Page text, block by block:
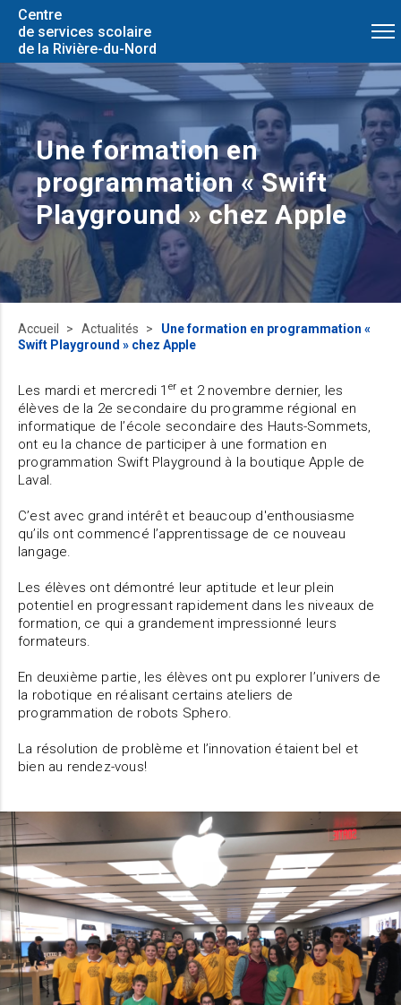
Centre
de services scolaire
de la Rivière-du-Nord
Une formation en
programmation « Swift
Playground » chez Apple
Accueil Actualités
Une formation en programmation «
Swift Playground » chez Apple
Les mardi et mercredi 1 er et 2 novembre dernier, les
élèves de la 2e secondaire du programme régional en
informatique de l’école secondaire des Hauts-Sommets,
ont eu la chance de participer à une formation en
programmation Swift Playground à la boutique Apple de
Laval.
C’est avec grand intérêt et beaucoup d'enthousiasme
qu’ils ont commencé l’apprentissage de ce nouveau
langage.
Les élèves ont démontré leur aptitude et leur plein
potentiel en progressant rapidement dans les niveaux de
formation, ce qui a grandement impressionné leurs
formateurs.
En deuxième partie, les élèves ont pu explorer l’univers de
la robotique en réalisant certains ateliers de
programmation de robots Sphero.
La résolution de problème et l’innovation étaient bel et
bien au rendez-vous!